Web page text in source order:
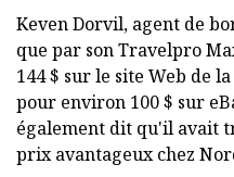
Keven Dorvil, agent de
que par son Travelpro
144 $ sur le site Web de
pour environ 100 $ sur
également dit qu'il avait
prix avantageux chez